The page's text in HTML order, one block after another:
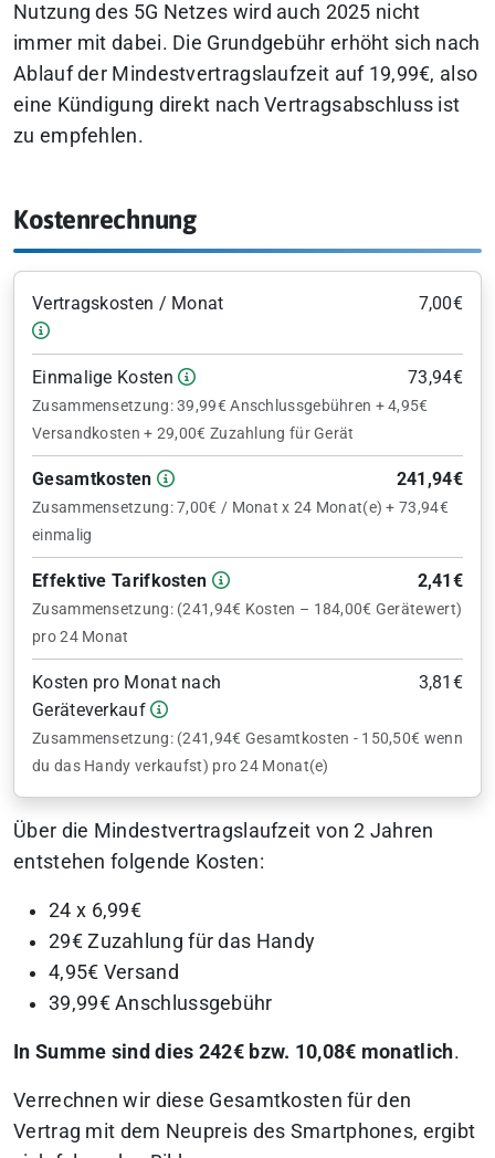
Nutzung des 5G Netzes wird auch 2025 nicht
immer mit dabei. Die Grundgebühr erhöht sich nach
Ablauf der Mindestvertragslaufzeit auf 19,99€, also
eine Kündigung direkt nach Vertragsabschluss ist
zu empfehlen.
Kostenrechnung
Vertragskosten / Monat 7,00€
Einmalige Kosten 73,94€
Zusammensetzung: 39,99€ Anschlussgebühren + 4,95€
Versandkosten + 29,00€ Zuzahlung für Gerät
Gesamtkosten 241,94€
Zusammensetzung: 7,00€ / Monat x 24 Monat(e) + 73,94€
einmalig
Effektive Tarifkosten 2,41€
Zusammensetzung: (241,94€ Kosten – 184,00€ Gerätewert)
pro 24 Monat
Kosten pro Monat nach
Geräteverkauf
3,81€
Zusammensetzung: (241,94€ Gesamtkosten - 150,50€ wenn
du das Handy verkaufst) pro 24 Monat(e)
Über die Mindestvertragslaufzeit von 2 Jahren
entstehen folgende Kosten:
24 x 6,99€
29€ Zuzahlung für das Handy
4,95€ Versand
39,99€ Anschlussgebühr
In Summe sind dies 242€ bzw. 10,08€ monatlich.
Verrechnen wir diese Gesamtkosten für den
Vertrag mit dem Neupreis des Smartphones, ergibt